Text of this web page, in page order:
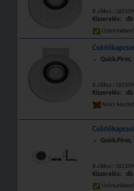
B.cikksz.:
Kiszerelés: db
Quick.Piros,
B.cikksz.:
Kiszerelés: db
Nincs
Quick.Piros,
B.cikksz.:
Kiszerelés: db